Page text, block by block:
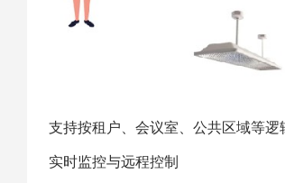
支持按租户、会议室、公共区域等逻
实时监控与远程控制